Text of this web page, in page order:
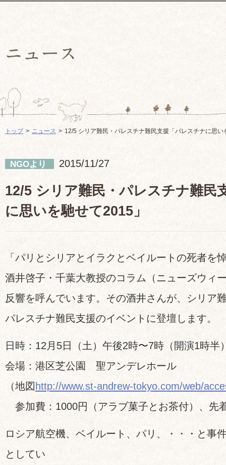
トップ ニュース 12/5 シリア難民・パレスチナ難民支援「パレスチナに思
NGOより 2015/11/27
12/5 シリア難民・パレスチナ難民
に思いを馳せて2015」
「パリとシリアとイラクとベイルートの死者を
酒井啓子・千葉大教授のコラム（ニューズウィ
反響を呼んでいます。その酒井さんが、シリア
パレスチナ難民支援のイベントに登壇します
日時：12月5日（土）午後2時〜7時（開演1時半
会場：港区芝公園 聖アンデレホール
（地図 http://www.st-andrew-tokyo.com/web/
参加費：1000円（アラブ菓子とお茶付）、先
ロシア航空機、ベイルート、パリ、・・・と事
としてい